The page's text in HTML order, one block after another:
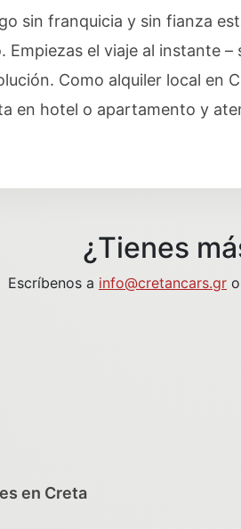
sin franquicia y sin fianza
Empiezas el viaje al instante
Como alquiler local en
en hotel o apartamento y
¿Tienes
Escríbenos a info@cretancars.gr
en Creta